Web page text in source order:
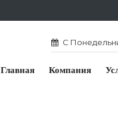
С
Главная Компания